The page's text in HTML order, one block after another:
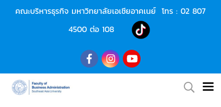
คณะบริหารธุรกิจ มหาวิทยาลัยเอเชียอาคเนย์ โทร : 02 807
4500ต่อ 108